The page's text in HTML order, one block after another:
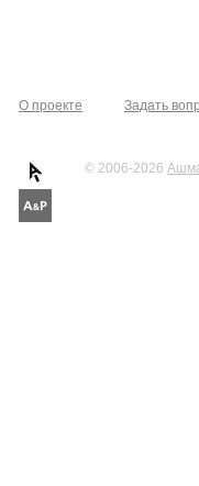
О проекте Задать
© 2006-2026